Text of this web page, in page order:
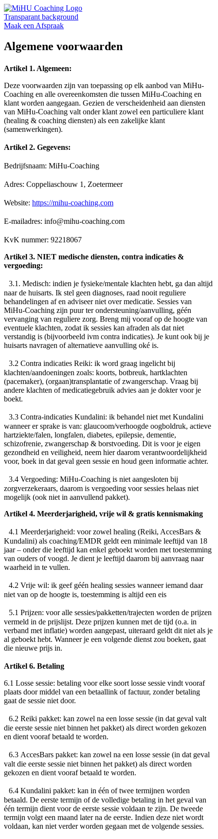
Maak een Afspraak
Algemene voorwaarden
Artikel 1. Algemeen:
Deze voorwaarden zijn van toepassing op elk aanbod van MiHu-
Coaching en alle overeenkomsten die tussen MiHu-Coaching en
klant worden aangegaan. Gezien de verscheidenheid aan diensten
van MiHu-Coaching valt onder klant zowel een particuliere klant
(healing & coaching diensten) als een zakelijke klant
(samenwerkingen).
Artikel 2. Gegevens:
Bedrijfsnaam: MiHu-Coaching
Adres: Coppeliaschouw 1, Zoetermeer
Website: https://mihu-coaching.com
E-mailadres: info@mihu-coaching.com
KvK nummer: 92218067
Artikel 3. NIET medische diensten, contra indicaties &
vergoeding:
3.1. Medisch: indien je fysieke/mentale klachten hebt, ga dan altijd
naar de huisarts. Ik stel geen diagnoses, raad nooit reguliere
behandelingen af en adviseer niet over medicatie. Sessies van
MiHu-Coaching zijn puur ter ondersteuning/aanvulling, géén
vervanging van reguliere zorg. Breng mij vooraf op de hoogte van
eventuele klachten, zodat ik sessies kan afraden als dat niet
verstandig is (bijvoorbeeld ivm contra indicaties). Je kunt ook bij je
huisarts navragen of alternatieve aanvulling oké is.
3.2 Contra indicaties Reiki: ik word graag ingelicht bij
klachten/aandoeningen zoals: koorts, botbreuk, hartklachten
(pacemaker), (orgaan)transplantatie of zwangerschap. Vraag bij
andere klachten of medicatiegebruik advies aan je dokter voor je
boekt.
3.3 Contra-indicaties Kundalini: ik behandel niet met Kundalini
wanneer er sprake is van: glaucoom/verhoogde oogboldruk, actieve
hartziekte/falen, longfalen, diabetes, epilepsie, dementie,
schizofrenie, zwangerschap & borstvoeding. Dit is voor je eigen
gezondheid en veiligheid, neem hier daarom verantwoordelijkheid
voor, boek in dat geval geen sessie en houd geen informatie achter.
3.4 Vergoeding: MiHu-Coaching is niet aangesloten bij
zorgverzekeraars, daarom is vergoeding voor sessies helaas niet
mogelijk (ook niet in aanvullend pakket).
Artikel 4. Meerderjarigheid, vrije wil & gratis kennismaking
4.1 Meerderjarigheid: voor zowel healing (Reiki, AccesBars &
Kundalini) als coaching/EMDR geldt een minimale leeftijd van 18
jaar – onder die leeftijd kan enkel geboekt worden met toestemming
van ouders of voogd. Je dient je leeftijd daarom bij aanvraag naar
waarheid in te vullen.
4.2 Vrije wil: ik geef géén healing sessies wanneer iemand daar
niet van op de hoogte is, toestemming is altijd een eis
5.1 Prijzen: voor alle sessies/pakketten/trajecten worden de prijzen
vermeld in de prijslijst. Deze prijzen kunnen met de tijd (o.a. in
verband met inflatie) worden aangepast, uiteraard geldt dit niet als je
al geboekt hebt. Wanneer je een volgende dienst zou boeken, gaat
die nieuwe prijs in.
Artikel 6. Betaling
6.1 Losse sessie: betaling voor elke soort losse sessie vindt vooraf
plaats door middel van een betaallink of factuur, zonder betaling
gaat de sessie niet door.
6.2 Reiki pakket: kan zowel na een losse sessie (in dat geval valt
die eerste sessie niet binnen het pakket) als direct worden gekozen
en dient vooraf betaald te worden.
6.3 AccesBars pakket: kan zowel na een losse sessie (in dat geval
valt die eerste sessie niet binnen het pakket) als direct worden
gekozen en dient vooraf betaald te worden.
6.4 Kundalini pakket: kan in één of twee termijnen worden
betaald. De eerste termijn of de volledige betaling in het geval van
één termijn dient voor de eerste sessie voldaan te zijn. De tweede
termijn volgt een maand later na de eerste. Indien deze niet wordt
voldaan, kan niet verder worden gegaan met de volgende sessies.